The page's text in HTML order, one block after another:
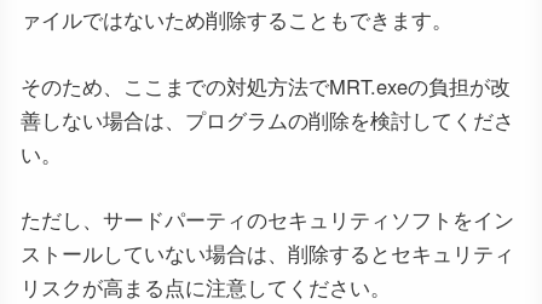
ァイルではないため削除することもできます。
そのため、ここまでの対処方法でMRT.exeの負担が改
善しない場合は、プログラムの削除を検討してくださ
い。
ただし、サードパーティのセキュリティソフトをイン
ストールしていない場合は、削除するとセキュリティ
リスクが高まる点に注意してください。